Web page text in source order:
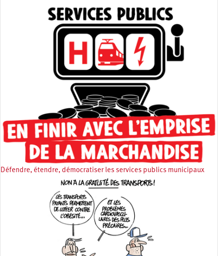
Défendre, étendre, démocratiser les services publics municipaux